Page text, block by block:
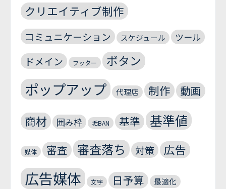
クリエイティブ制作
コミュニケーション スケジュール ツール
ドメイン フッター ボタン
ポップアップ 代理店 制作 動画
商材 囲み枠 垢BAN 基準 基準値
媒体 審査 審査落ち 対策 広告
広告媒体 文字 日予算 最適化